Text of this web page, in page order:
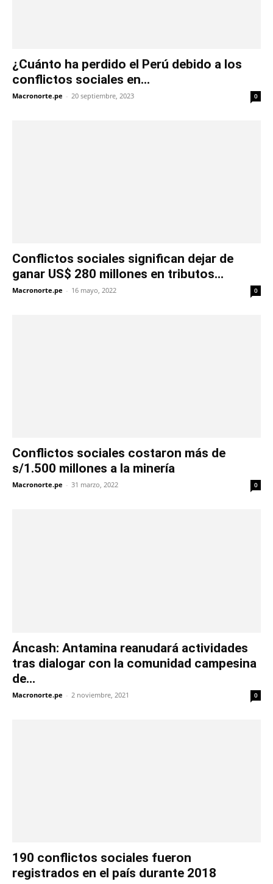
¿Cuánto ha perdido el Perú debido a los
conflictos sociales en...
Macronorte.pe - 20 septiembre, 2023 0
Conflictos sociales significan dejar de
ganar US$ 280 millones en tributos...
Macronorte.pe - 16 mayo, 2022 0
Conflictos sociales costaron más de
s/1.500 millones a la minería
Macronorte.pe - 31 marzo, 2022 0
Áncash: Antamina reanudará actividades
tras dialogar con la comunidad campesina
de...
Macronorte.pe - 2 noviembre, 2021 0
190 conflictos sociales fueron
registrados en el país durante 2018